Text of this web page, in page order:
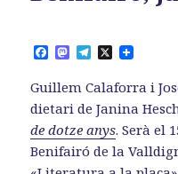
F
c
e
b
o
o
k
M
s
t
o
d
o
n
T
l
e
g
r
a
m
X
Guillem Calaforra i
dietari de Janina
de dotze anys. Serà el
Benifairó de la